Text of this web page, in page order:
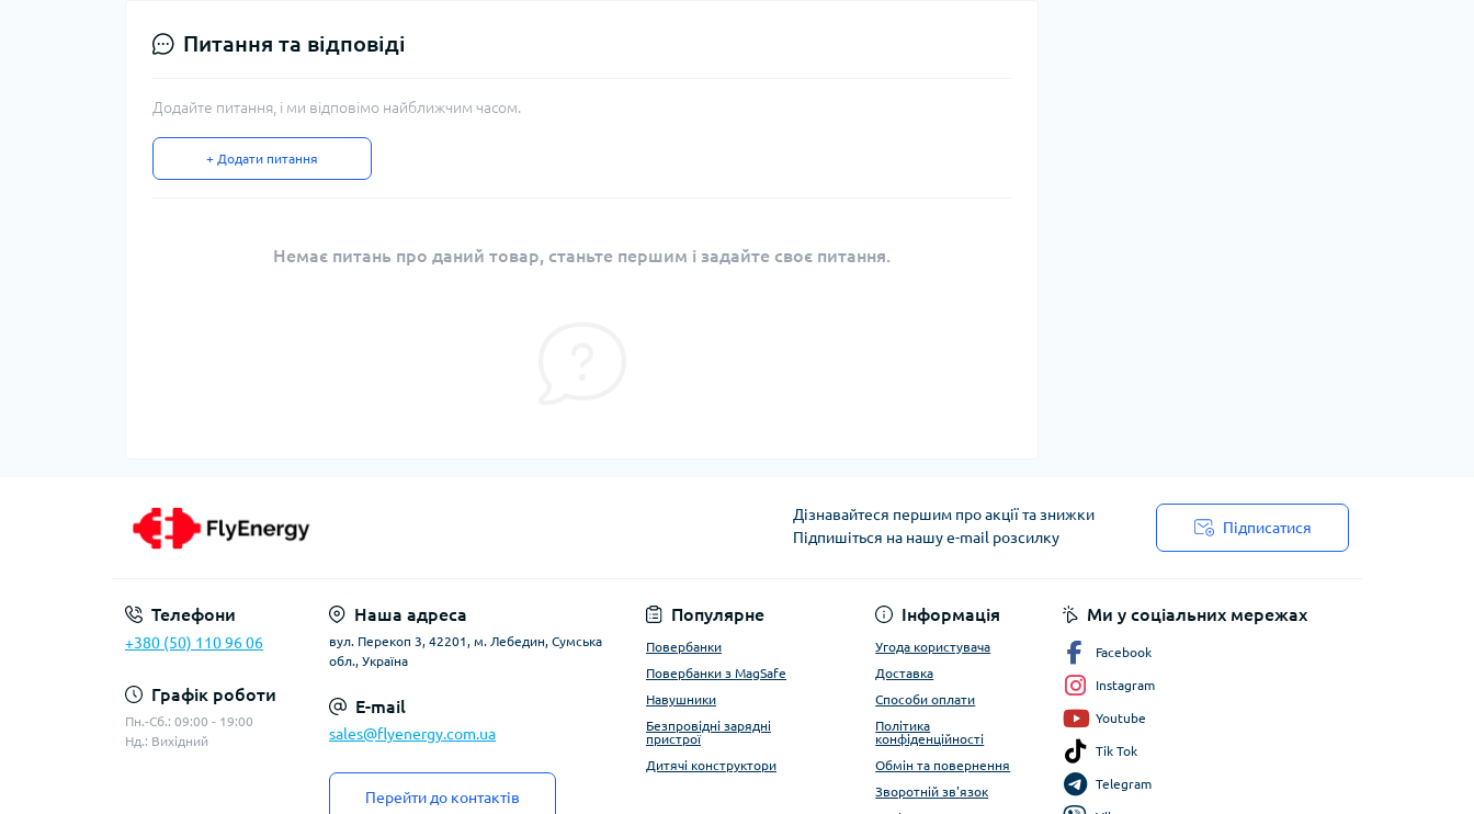
Питання та відповіді
Додайте питання, і ми відповімо найближчим часом.
+ Додати питання
Немає питань про даний товар, станьте першим і задайте своє питання.
Дізнавайтеся першим про акції та знижки
Підпишіться на нашу e-mail розсилку
Підписатися
Телефони
+380 (50) 110 96 06
Графік роботи
Пн.-Сб.: 09:00 - 19:00
Нд.: Вихідний
Наша адреса
вул. Перекоп 3, 42201, м. Лебедин, Сумська
обл., Україна
E-mail
sales@flyenergy.com.ua
Перейти до контактів
Популярне
Повербанки
Повербанки з MagSafe
Навушники
Безпровідні зарядні
пристрої
Дитячі конструктори
Інформація
Угода користувача
Доставка
Способи оплати
Політика
конфіденційності
Обмін та повернення
Зворотній зв'язок
Ми у соціальних мережах
Facebook
Instagram
Youtube
Tik Tok
Telegram